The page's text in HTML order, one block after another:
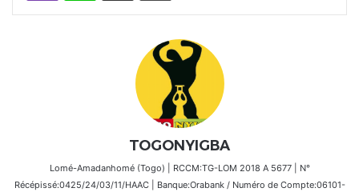
TOGONYIGBA
Lomé-Amadanhomé (Togo) | RCCM:TG-LOM 2018 A 5677 | N°
Récépissé:0425/24/03/11/HAAC | Banque:Orabank / Numéro de Compte:06101-